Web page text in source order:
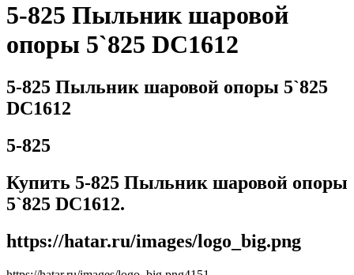
5-825 Пыльник шаровой
опоры 5`825 DC1612
5-825 Пыльник шаровой опоры 5`825
DC1612
5-825
Купить 5-825 Пыльник шаровой опоры
5`825 DC1612.
https://hatar.ru/images/logo_big.png